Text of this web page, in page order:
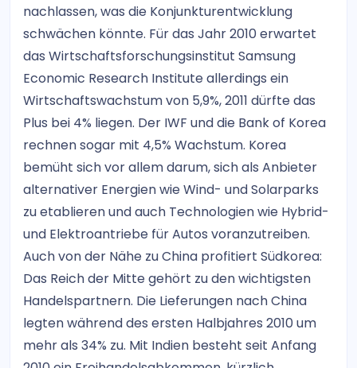
nachlassen, was die Konjunkturentwicklung
schwächen könnte. Für das Jahr 2010 erwartet
das Wirtschaftsforschungsinstitut Samsung
Economic Research Institute allerdings ein
Wirtschaftswachstum von 5,9%, 2011 dürfte das
Plus bei 4% liegen. Der IWF und die Bank of Korea
rechnen sogar mit 4,5% Wachstum. Korea
bemüht sich vor allem darum, sich als Anbieter
alternativer Energien wie Wind- und Solarparks
zu etablieren und auch Technologien wie Hybrid-
und Elektroantriebe für Autos voranzutreiben.
Auch von der Nähe zu China profitiert Südkorea:
Das Reich der Mitte gehört zu den wichtigsten
Handelspartnern. Die Lieferungen nach China
legten während des ersten Halbjahres 2010 um
mehr als 34% zu. Mit Indien besteht seit Anfang